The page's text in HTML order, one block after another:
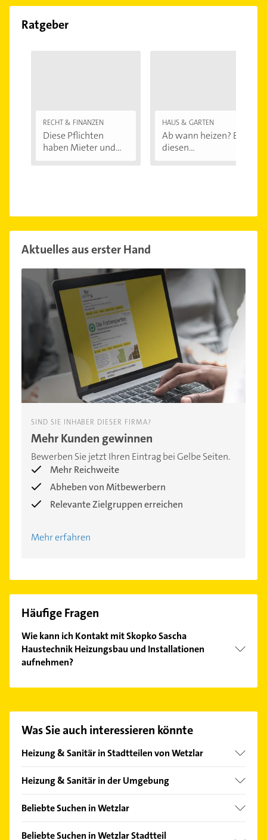
Ratgeber
RECHT & FINANZEN
Diese Pflichten
haben Mieter und...
HAUS & GARTEN
Ab wann heizen? Bei
diesen
Aktuelles aus erster Hand
SIND SIE INHABER DIESER FIRMA?
Mehr Kunden gewinnen
Bewerben Sie jetzt Ihren Eintrag bei Gelbe Seiten.
Mehr Reichweite
Abheben von Mitbewerbern
Relevante Zielgruppen erreichen
Mehr erfahren
Häufige Fragen
Wie kann ich Kontakt mit Skopko Sascha
Haustechnik Heizungsbau und Installationen
aufnehmen?
unserem Kontaktdaten-Bereich auswählen. Hier
finden Sie alle
Kontaktdaten
Was Sie auch interessieren könnte
Heizung & Sanitär in Stadtteilen von Wetzlar
Dutenhofen
Heizung & Sanitär in der Umgebung
Lahnau
Linden Hessen
Beliebte Suchen in Wetzlar
Immobilien
Beliebte Suchen in Wetzlar Stadtteil